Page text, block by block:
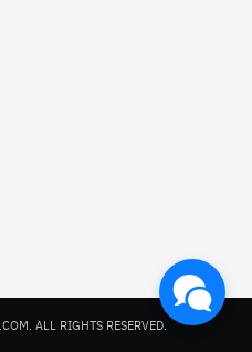
ALL RIGHTS RESERVED.